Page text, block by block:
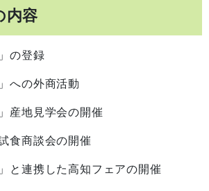
内容
の登録
への外商活動
産地見学会の開催
食商談会の開催
と連携した高知フェアの開催